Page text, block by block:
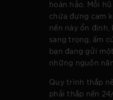
hoàn hảo. Mỗi
chứa đựng cam
nến này ổn
sang trọng, ấm
bạn đang gửi
những nguồn
Quy trình thắp
phải thắp nến